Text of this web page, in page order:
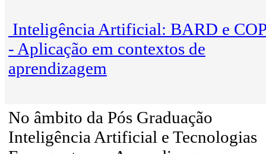
Inteligência Artificial: BARD e
- Aplicação em contextos de
aprendizagem
No âmbito da Pós Graduação
Inteligência Artificial e Tecnologias